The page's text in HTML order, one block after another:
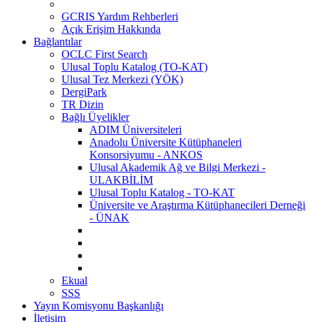
GCRIS Yardım Rehberleri
Açık Erişim Hakkında
Bağlantılar
OCLC First Search
Ulusal Toplu Katalog (TO-KAT)
Ulusal Tez Merkezi (YÖK)
DergiPark
TR Dizin
Bağlı Üyelikler
ADIM Üniversiteleri
Anadolu Üniversite Kütüphaneleri
Konsorsiyumu - ANKOS
Ulusal Akademik Ağ ve Bilgi Merkezi -
ULAKBİLİM
Ulusal Toplu Katalog - TO-KAT
Üniversite ve Araştırma Kütüphanecileri Derneği
- ÜNAK
Ekual
SSS
Yayın Komisyonu Başkanlığı
İletişim